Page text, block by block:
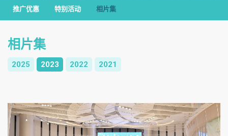
推广优惠 特别活动 相片集
相片集
2025 2023 2022 2021